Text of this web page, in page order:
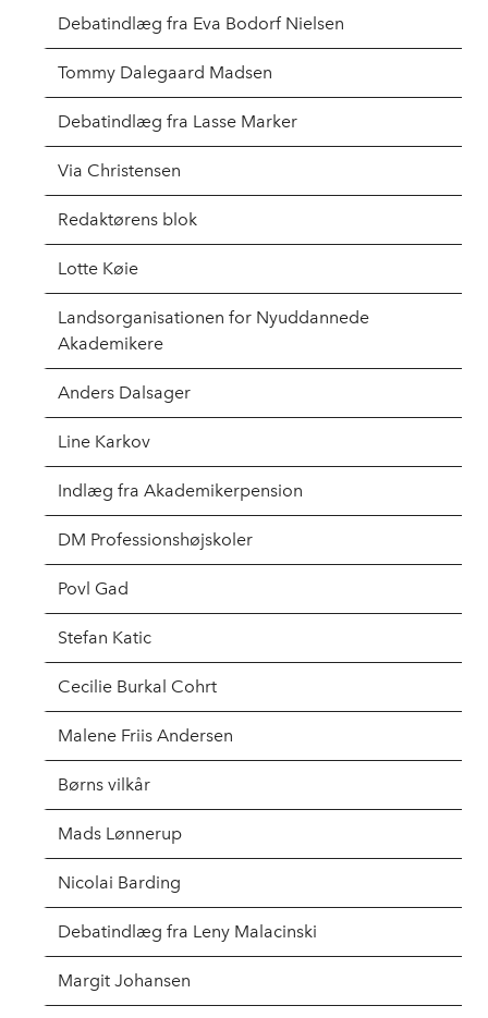
Debatindlæg fra Eva Bodorf Nielsen
Tommy Dalegaard Madsen
Debatindlæg fra Lasse Marker
Via Christensen
Redaktørens blok
Lotte Køie
Landsorganisationen for Nyuddannede
Akademikere
Anders Dalsager
Line Karkov
Indlæg fra Akademikerpension
DM Professionshøjskoler
Povl Gad
Stefan Katic
Cecilie Burkal Cohrt
Malene Friis Andersen
Børns vilkår
Mads Lønnerup
Nicolai Barding
Debatindlæg fra Leny Malacinski
Margit Johansen